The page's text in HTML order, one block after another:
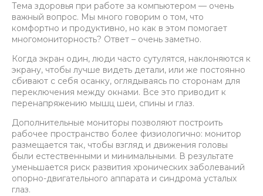
Тема здоровья при работе за компьютером — очень
важный вопрос. Мы много говорим о том, что
комфортно и продуктивно, но как в этом помогает
многомониторность? Ответ – очень заметно.
Когда экран один, люди часто сутулятся, наклоняются к
экрану, чтобы лучше видеть детали, или же постоянно
сбивают с себя осанку, оглядываясь по сторонам для
переключения между окнами. Все это приводит к
перенапряжению мышц шеи, спины и глаз.
Дополнительные мониторы позволяют построить
рабочее пространство более физиологично: монитор
размещается так, чтобы взгляд и движения головы
были естественными и минимальными. В результате
уменьшается риск развития хронических заболеваний
опорно-двигательного аппарата и синдрома усталых
глаз.